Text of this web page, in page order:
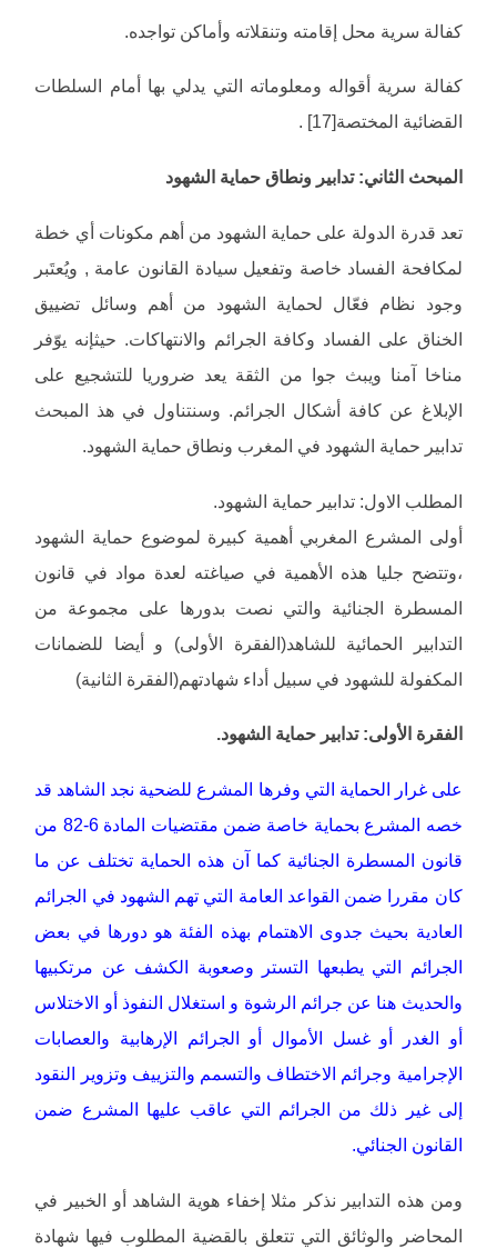
كفالة سرية محل إقامته وتنقلاته وأماكن تواجده.
كفالة سرية أقواله ومعلوماته التي يدلي بها أمام السلطات
القضائية المختصة[17] .
المبحث الثاني: تدابير ونطاق حماية الشهود
تعد قدرة الدولة على حماية الشهود من أهم مكونات أي خطة
لمكافحة الفساد خاصة وتفعيل سيادة القانون عامة , ويُعتَبر
وجود نظام فعّال لحماية الشهود من أهم وسائل تضييق
الخناق على الفساد وكافة الجرائم والانتهاكات. حيثإنه يوّفر
مناخا آمنا ويبث جوا من الثقة يعد ضروريا للتشجيع على
الإبلاغ عن كافة أشكال الجرائم. وسنتناول في هذ المبحث
تدابير حماية الشهود في المغرب ونطاق حماية الشهود.
المطلب الاول: تدابير حماية الشهود.
أولى المشرع المغربي أهمية كبيرة لموضوع حماية الشهود
،وتتضح جليا هذه الأهمية في صياغته لعدة مواد في قانون
المسطرة الجنائية والتي نصت بدورها على مجموعة من
التدابير الحمائية للشاهد(الفقرة الأولى) و أيضا للضمانات
المكفولة للشهود في سبيل أداء شهادتهم(الفقرة الثانية)
الفقرة الأولى: تدابير حماية الشهود.
على غرار الحماية التي وفرها المشرع للضحية نجد الشاهد قد
خصه المشرع بحماية خاصة ضمن مقتضيات المادة 6-82 من
قانون المسطرة الجنائية كما آن هذه الحماية تختلف عن ما
كان مقررا ضمن القواعد العامة التي تهم الشهود في الجرائم
العادية بحيث جدوى الاهتمام بهذه الفئة هو دورها في بعض
الجرائم التي يطبعها التستر وصعوبة الكشف عن مرتكبيها
والحديث هنا عن جرائم الرشوة و استغلال النفوذ أو الاختلاس
أو الغدر أو غسل الأموال أو الجرائم الإرهابية والعصابات
الإجرامية وجرائم الاختطاف والتسمم والتزييف وتزوير النقود
إلى غير ذلك من الجرائم التي عاقب عليها المشرع ضمن
القانون الجنائي.
ومن هذه التدابير نذكر مثلا إخفاء هوية الشاهد أو الخبير في
المحاضر والوثائق التي تتعلق بالقضية المطلوب فيها شهادة